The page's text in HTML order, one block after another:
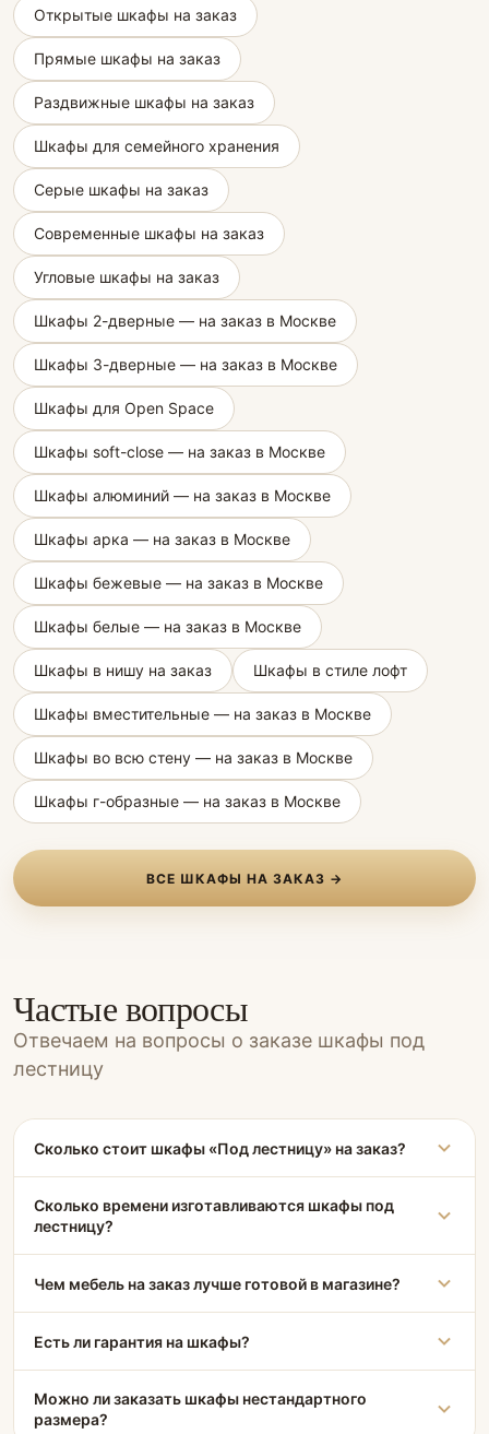
Открытые шкафы на заказ
Прямые шкафы на заказ
Раздвижные шкафы на заказ
Шкафы для семейного хранения
Серые шкафы на заказ
Современные шкафы на заказ
Угловые шкафы на заказ
Шкафы 2-дверные — на заказ в Москве
Шкафы 3-дверные — на заказ в Москве
Шкафы для Open Space
Шкафы soft-close — на заказ в Москве
Шкафы алюминий — на заказ в Москве
Шкафы арка — на заказ в Москве
Шкафы бежевые — на заказ в Москве
Шкафы белые — на заказ в Москве
Шкафы в нишу на заказ Шкафы в стиле лофт
Шкафы вместительные — на заказ в Москве
Шкафы во всю стену — на заказ в Москве
Шкафы г-образные — на заказ в Москве
ВСЕ ШКАФЫ НА ЗАКАЗ →
Частые вопросы
Отвечаем на вопросы о заказе шкафы под
лестницу
Сколько стоит шкафы «Под лестницу» на заказ?
Сколько времени изготавливаются шкафы под
лестницу?
Чем мебель на заказ лучше готовой в магазине?
Есть ли гарантия на шкафы?
Можно ли заказать шкафы нестандартного
размера?